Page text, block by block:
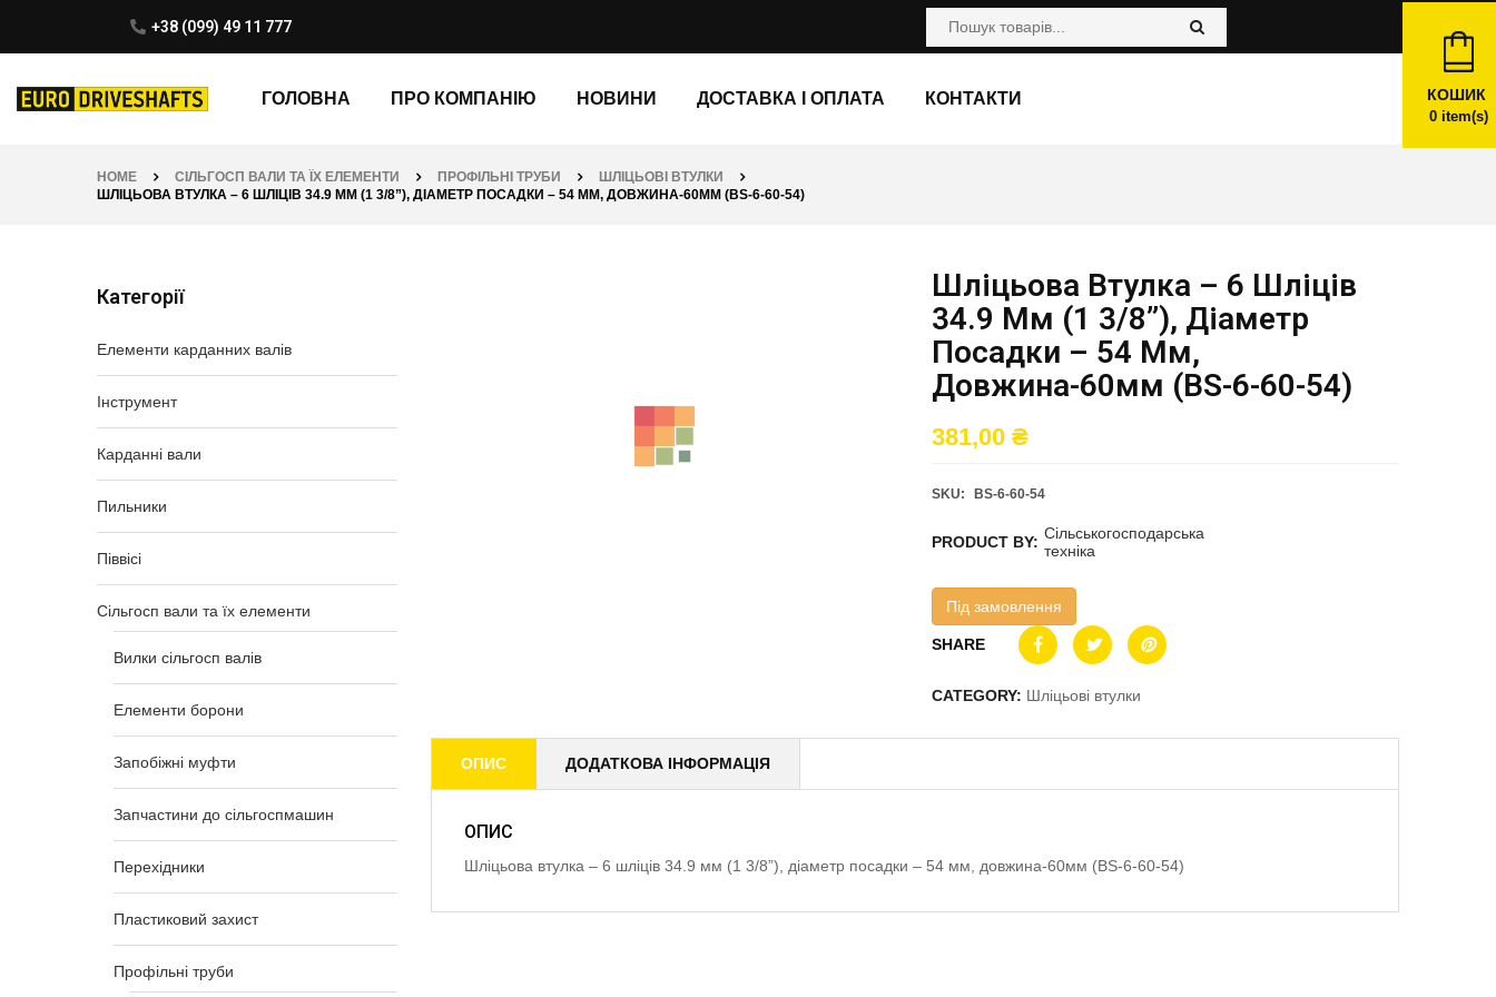
+38 (099) 49 11 777
ГОЛОВНА ПРО КОМПАНІЮ НОВИНИ ДОСТАВКА І ОПЛАТА КОНТАКТИ КОШИК
0item(s)
HOME СІЛЬГОСП ВАЛИ ТА ЇХ ЕЛЕМЕНТИ ПРОФІЛЬНІ ТРУБИ
ШЛІЦЬОВІ ВТУЛКИ
ШЛІЦЬОВА ВТУЛКА – 6 ШЛІЦІВ 34.9 ММ (1 3/8”), ДІАМЕТР ПОСАДКИ – 54 ММ, ДОВЖИНА-60ММ (BS-6-60-54)
Категорії
Елементи карданних валів
Інструмент
Карданні вали
Пильники
Піввісі
Сільгосп вали та їх елементи
Вилки сільгосп валів
Елементи борони
Запобіжні муфти
Запчастини до сільгоспмашин
Перехідники
Пластиковий захист
Профільні труби
Шліцьова Втулка – 6 Шліців
34.9 Мм (1 3/8”), Діаметр
Посадки – 54 Мм,
Довжина-60мм (BS-6-60-54)
381,00 ₴
SKU: BS-6-60-54
PRODUCT BY: Сільськогосподарська
техніка
Під замовлення
SHARE
CATEGORY: Шліцьові втулки
ОПИС ДОДАТКОВА ІНФОРМАЦІЯ
ОПИС
Шліцьова втулка – 6 шліців 34.9 мм (1 3/8”), діаметр посадки – 54 мм, довжина-60мм (BS-6-60-54)